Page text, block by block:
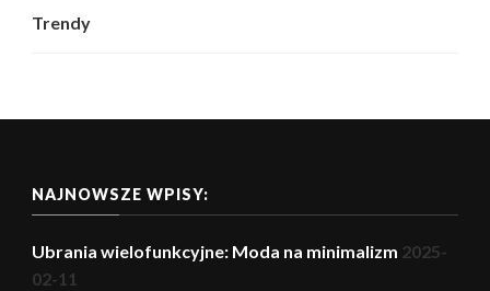
Trendy
NAJNOWSZE WPISY:
Ubrania wielofunkcyjne: Moda na minimalizm 2025-
02-11